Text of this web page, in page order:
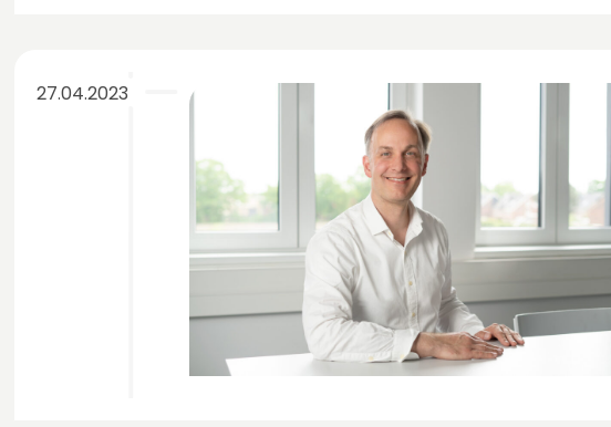
27.04.2023